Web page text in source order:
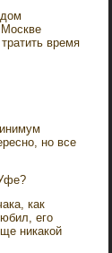
время
но все
как
его
никакой